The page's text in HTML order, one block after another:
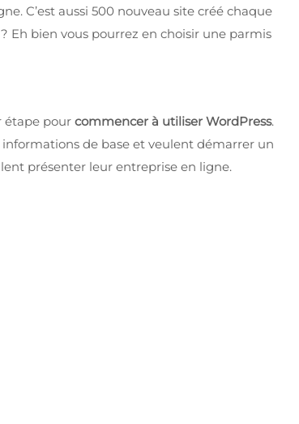
C’est aussi 500 nouveau site créé chaque
Eh bien vous pourrez en choisir une parmis
étape pour commencer à utiliser WordPress.
de base et veulent démarrer un
présenter leur entreprise en ligne.